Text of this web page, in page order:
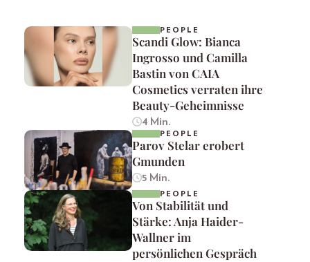
PEOPLE
Scandi Glow: Bianca
Ingrosso und Camilla
Bastin von CAIA
Cosmetics verraten ihre
Beauty-Geheimnisse
4 Min.
PEOPLE
Parov Stelar erobert
Gmunden
5 Min.
PEOPLE
Von Stabilität und
Stärke: Anja Haider-
Wallner im
persönlichen Gespräch